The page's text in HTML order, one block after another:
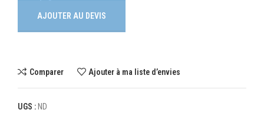
AJOUTER AU DEVIS
Comparer Ajouter à ma liste d’envies
UGS : ND